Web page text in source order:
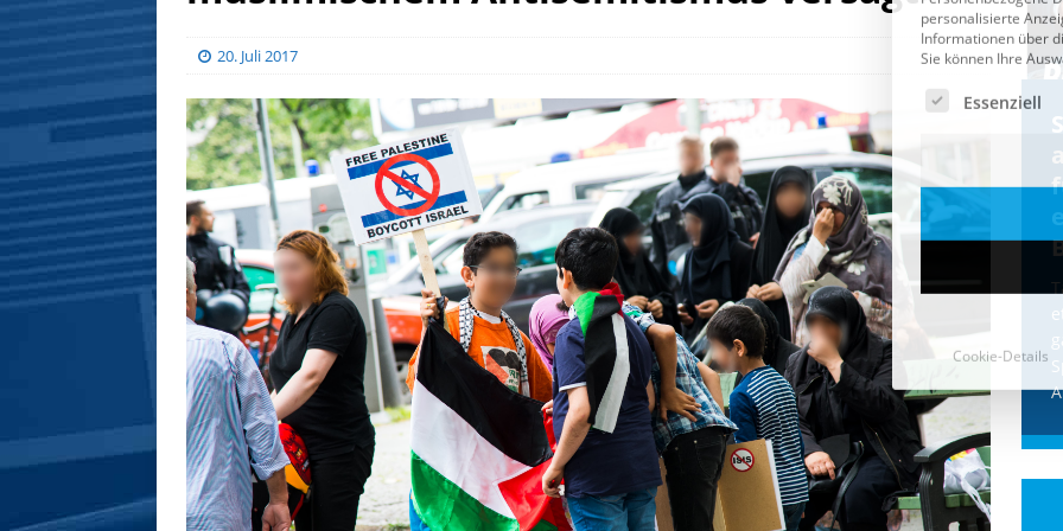
20. Juli 2017
CDU & Ampel wollen nach
der Wahl wieder Afghanen
einfliegen: Zeit für ein
Asylmoratorium!
Die Bundesregierung und die CDU
halten die Wähler für dumm! Weil die
Stimmung wegen der von Afghanen
verübten Anschläge kippte, wurden die
Flüge vor der [...]
Cookie-Details